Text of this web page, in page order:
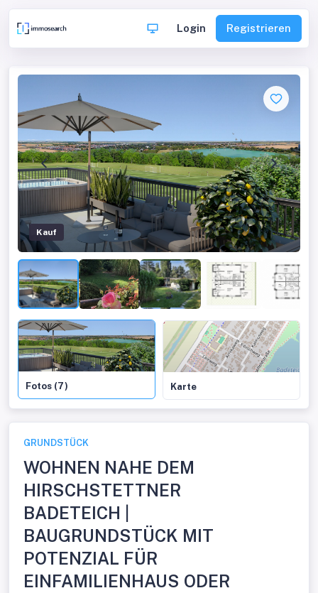
Login Registrieren
Kauf
Fotos (7) Karte
GRUNDSTÜCK
WOHNEN NAHE DEM
HIRSCHSTETTNER
BADETEICH |
BAUGRUNDSTÜCK MIT
POTENZIAL FÜR
EINFAMILIENHAUS ODER